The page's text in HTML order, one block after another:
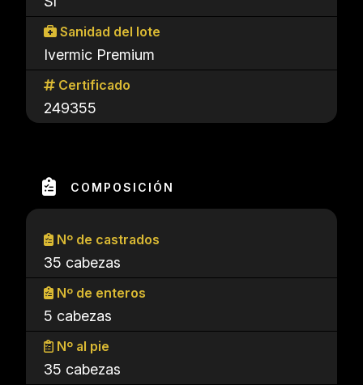
Sanidad del lote
Ivermic Premium
Certificado
249355
COMPOSICIÓN
Nº de castrados
35 cabezas
Nº de enteros
5 cabezas
Nº al pie
35 cabezas